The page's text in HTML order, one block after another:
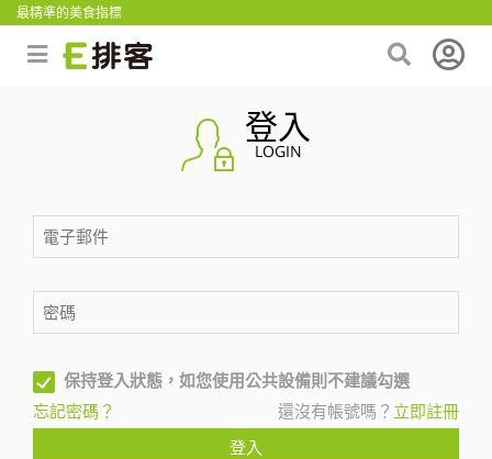
最精準的美食指標
登入
LOGIN
保持登入狀態，如您使用公共設備則不建議勾選
忘記密碼？
還沒有帳號嗎？ 立即註冊
登入